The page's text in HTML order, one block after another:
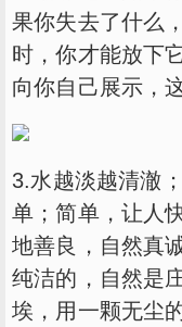
果你失去了什么
时，你才能放下
向你自己展示，
3.水越淡越清澈
单；简单，让人
地善良，自然真
纯洁的，自然是
埃，用一颗无尘